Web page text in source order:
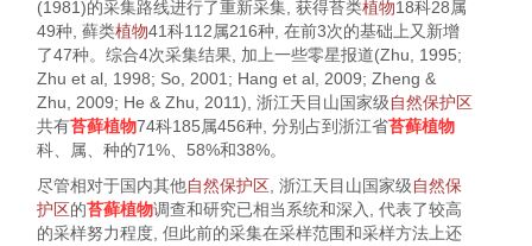
(1981)的采集路线进行了重新采集, 获得苔类植物18科28属
49种, 藓类植物41科112属216种, 在前3次的基础上又新增
了47种。综合4次采集结果, 加上一些零星报道(Zhu, 1995;
Zhu et al, 1998; So, 2001 ; Hang et al, 2009; Zheng &
Zhu, 2009; He & Zhu, 2011), 浙江天目山国家级自然保护区
共有苔藓植物74科185属456种, 分别占到浙江省苔藓植物
科、属、种的71%、58%和38%。
尽管相对于国内其他自然保护区 , 浙江天目山国家级自然保
护区的苔藓植物调查和研究已相当系统和深入, 代表了较高
的采样努力程度, 但此前的采集在采样范围和采样方法上还